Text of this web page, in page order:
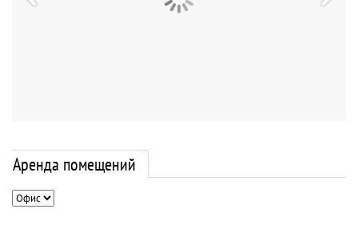
Аренда помещений